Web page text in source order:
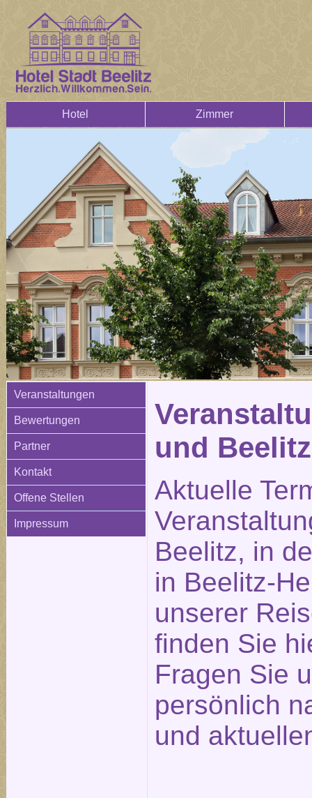
Hotel Zimmer
Veranstaltungen
Bewertungen
Partner
Kontakt
Offene Stellen
Impressum
und
Aktuelle
Beelitz, in
in Beelitz-
unserer
finden Sie
Fragen Sie
persönlich
und